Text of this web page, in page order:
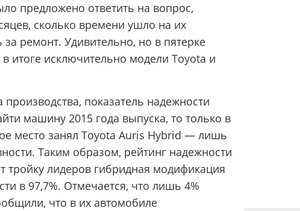
предложено ответить на вопрос,
сколько времени ушло на их
ремонт. Удивительно, но в пятерке
итоге исключительно модели Toyota и
показатель надежности
машину 2015 года выпуска, то только в
место занял Toyota Auris Hybrid — лишь
Таким образом, рейтинг надежности
тройку лидеров гибридная модификация
в 97,7%. Отмечается, что лишь 4%
что в их автомобиле